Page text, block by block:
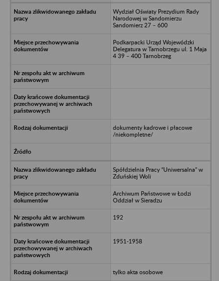
Wydział Oświaty Prezydium Rady
Narodowej w Sandomierzu
Sandomierz 27 – 600
Podkarpacki Urząd Wojewódzki
Delegatura w Tarnobrzegu ul. 1 Maja
4 39 – 400 Tarnobrzeg
dokumenty kadrowe i płacowe
/niekompletne/
Spółdzielnia Pracy “Uniwersalna” w
Zduńskiej Woli
Archiwum Państwowe w Łodzi
Oddział w Sieradzu
192
1951-1958
tylko akta osobowe